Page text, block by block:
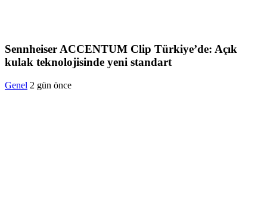
Sennheiser ACCENTUM Clip Türkiye’de: Açık
kulak teknolojisinde yeni standart
Genel 2 gün önce